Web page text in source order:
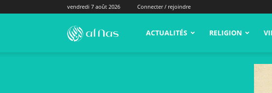
vendredi 7 août 2026 Connecter / rejoindre
alNas.fr ACTUALITÉS RELIGION